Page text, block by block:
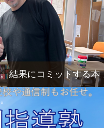
結果にコミットする本